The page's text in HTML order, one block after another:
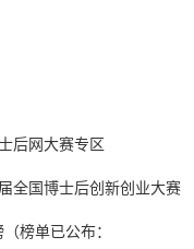
后网大赛专区
全国博士后创新创业大赛
榜单已公布：